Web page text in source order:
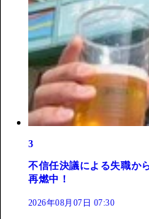
3
不信任決議による失職か
再燃中！
2026年08月07日 07:30